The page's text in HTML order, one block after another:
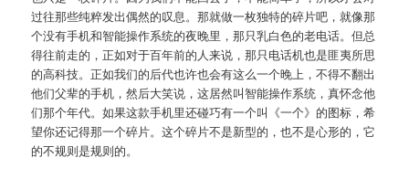
过往那些纯粹发出偶然的叹息。那就做一枚独特的碎片吧，就像那
个没有手机和智能操作系统的夜晚里，那只乳白色的老电话。但总
得往前走的，正如对于百年前的人来说，那只电话机也是匪夷所思
的高科技。正如我们的后代也许也会有这么一个晚上，不得不翻出
他们父辈的手机，然后大笑说，这居然叫智能操作系统，真怀念他
们那个年代。如果这款手机里还碰巧有一个叫《一个》的图标，希
望你还记得那一个碎片。这个碎片不是新型的，也不是心形的，它
的不规则是规则的。